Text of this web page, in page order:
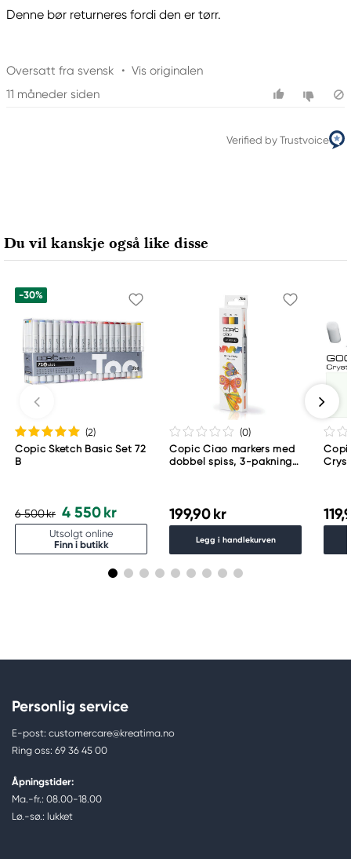
Meguro Higashiyama Bldg., 1-4-4 Higashiyama,
Meguro-ku
Denne bør returneres fordi den er tørr.
Oversatt fra svensk • Vis originalen
11 måneder siden
Verified by Trustvoice
Du vil kanskje også like disse
-30%
(2)
Copic Sketch Basic Set 72
B
6 500 kr 4 550 kr
Utsolgt online
Finn i butikk
(0)
Copic Ciao markers med
dobbel spiss, 3-pakning
199,90 kr
Legg i handlekurven
Personlig service
E-post: customercare@kreatima.no
Ring oss: 69 36 45 00
Åpningstider:
Ma.-fr.: 08.00-18.00
Lø.-sø.: lukket